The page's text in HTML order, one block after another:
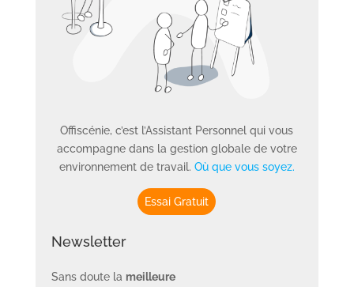
Offiscénie, c’est l’Assistant Personnel qui vous
accompagne dans la gestion globale de votre
environnement de travail. Où que vous soyez.
Essai Gratuit
Newsletter
Sans doute la meilleure